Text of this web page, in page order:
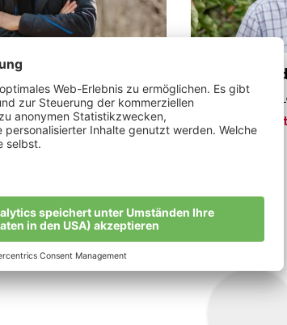
Arbeiten mit der
Karner Alfred
„Bioäpfel sind
Meine
im Überblick